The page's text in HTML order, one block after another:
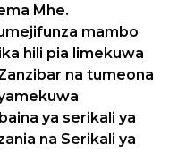
Mhe.
mambo
hili pia limekuwa
na tumeona
ya serikali ya
na Serikali ya